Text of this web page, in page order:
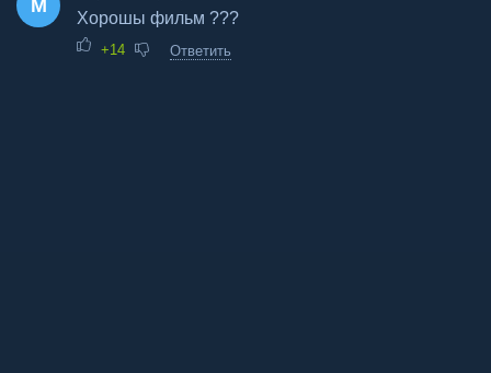
М
Хорошы фильм ???
+14 Ответить